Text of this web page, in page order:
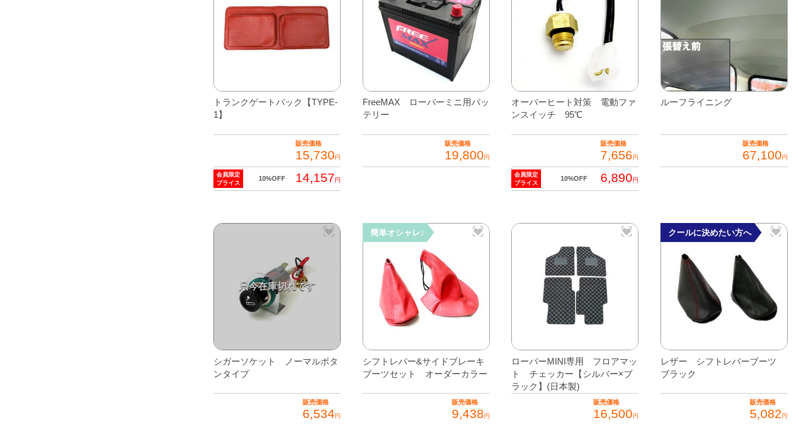
リ
エ
ー
シ
ン
ま
す。
商
品
ペ
トランクゲートバック【TYPE-
1】
販売価格
15,730円
会員限定
プライス
10%OFF 14,157円
商
リ
エ
ー
シ
FreeMAX ローバーミニ用バッ
テリー
販売価格
19,800円
オーバーヒート対策 電動ファ
ンスイッチ 95℃
販売価格
7,656円
会員限定
プライス
10%OFF 6,890円
ルーフライニング
販売価格
67,100円
品
に
エ
ー
シ
シガーソケット ノーマルボタ
ンタイプ
販売価格
6,534円
簡単オシャレ♪
シフトレバー&サイドブレーキ
ブーツセット オーダーカラー
販売価格
9,438円
ローバーMINI専用 フロアマッ
ト チェッカー【シルバー×ブ
ラック】(日本製)
販売価格
16,500円
クールに決めたい方へ
レザー シフトレバーブーツ
ブラック
販売価格
5,082円